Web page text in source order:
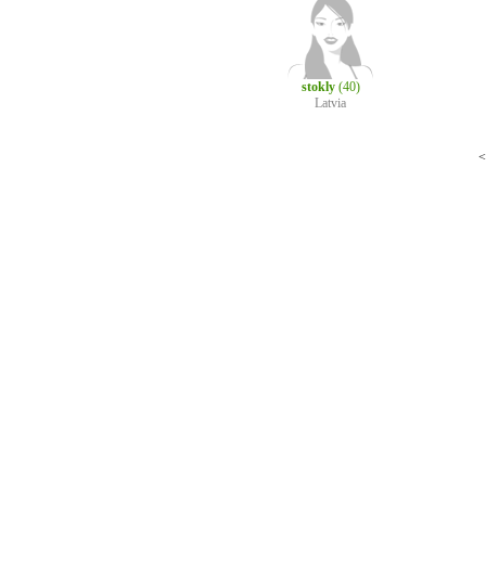
stokly (40)
Latvia